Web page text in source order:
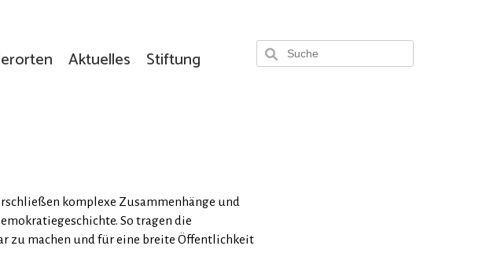
Aktuelles Stiftung
komplexe Zusammenhänge und
So tragen die
zu machen und für eine breite Öffentlichkeit